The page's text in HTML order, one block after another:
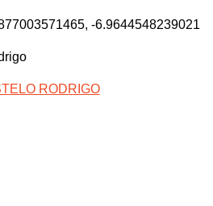
-6.9644548239021
RODRIGO